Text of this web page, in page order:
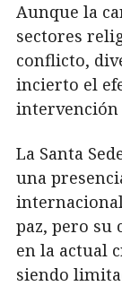
Aunque la
sectores
conflicto,
incierto el
intervención
La Santa
una
paz, pero su
en la actual
siendo